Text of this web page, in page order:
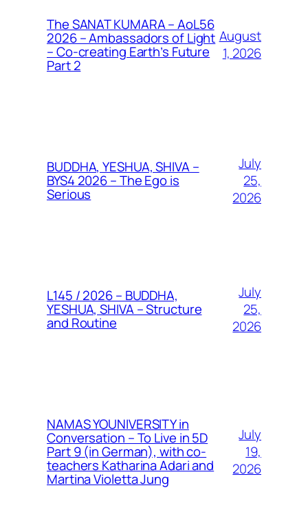
The SANAT KUMARA – AoL56
2026 – Ambassadors of Light
– Co-creating Earth’s Future
Part 2
August
1, 2026
BUDDHA, YESHUA, SHIVA –
BYS4 2026 – The Ego is
Serious
July
25,
2026
L145 / 2026 – BUDDHA,
YESHUA, SHIVA – Structure
and Routine
July
25,
2026
NAMAS YOUNIVERSITY in
Conversation – To Live in 5D
Part 9 (in German), with co-
teachers Katharina Adari and
Martina Violetta Jung
July
19,
2026